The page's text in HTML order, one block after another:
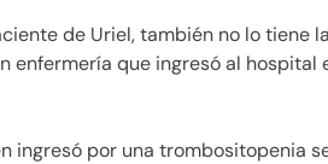
de Uriel, también no lo tiene
enfermería que ingresó al hospital
ingresó por una trombositopenia